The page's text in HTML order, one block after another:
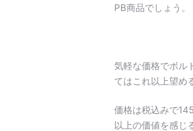
PB商品でしょう。
気軽な価格でボル
てはこれ以上望め
価格は税込みで
以上の価値を感じ